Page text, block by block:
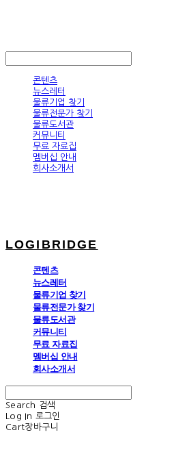
콘텐츠
뉴스레터
물류기업 찾기
물류전문가 찾기
물류도서관
커뮤니티
무료 자료집
멤버십 안내
회사소개서
LOGIBRIDGE
콘텐츠
뉴스레터
물류기업 찾기
물류전문가 찾기
물류도서관
커뮤니티
무료 자료집
멤버십 안내
회사소개서
Search
검색
Log In 로그인
Cart장바구니